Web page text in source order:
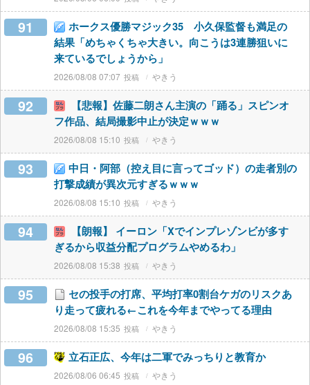
91
ホークス優勝マジック35 小久保監督も満足の
結果「めちゃくちゃ大きい。向こうは3連勝狙いに
来ているでしょうから」
2026/08/08 07:07 やきう
92
【悲報】佐藤二朗さん主演の「踊る」スピンオ
フ作品、結局撮影中止が決定ｗｗｗ
2026/08/08 15:10 やきう
93
中日・阿部（控え目に言ってゴッド）の走者別の
打撃成績が異次元すぎるｗｗｗ
2026/08/08 15:10 やきう
94
【朗報】 イーロン「Xでインプレゾンビが多す
ぎるから収益分配プログラムやめるわ」
2026/08/08 15:38 やきう
95
セの投手の打席、平均打率0割台ケガのリスクあ
り走って疲れる←これを今年までやってる理由
2026/08/08 15:35 やきう
96 立石正広、今年は二軍でみっちりと教育か
2026/08/06 06:45 やきう